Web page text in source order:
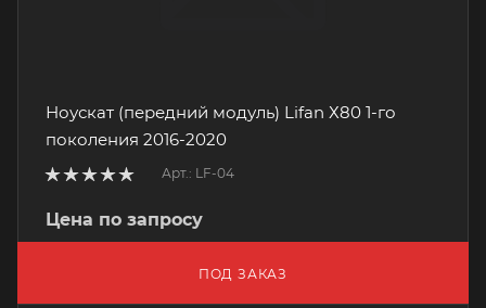
Ноускат (передний модуль) Lifan Х80 1-го
поколения 2016-2020
Арт.: LF-04
Цена по запросу
ПОД ЗАКАЗ